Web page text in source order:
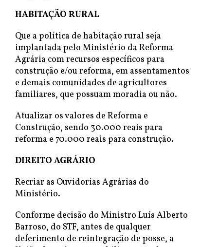
HABITAÇÃO RURAL
Que a política de habitação rural seja
implantada pelo Ministério da Reforma
Agrária com recursos específicos para
construção e/ou reforma, em assentamentos
e demais comunidades de agricultores
familiares, que possuam moradia ou não.
Atualizar os valores de Reforma e
Construção, sendo 30.000 reais para
reforma e 70.000 reais para construção.
DIREITO AGRÁRIO
Recriar as Ouvidorias Agrárias do
Ministério.
Conforme decisão do Ministro Luís Alberto
Barroso, do STF, antes de qualquer
deferimento de reintegração de posse, a